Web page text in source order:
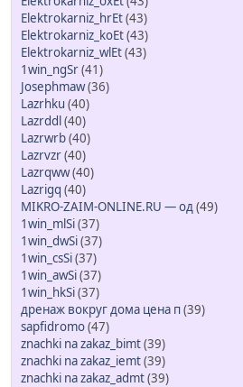
Elektrokarniz_hrEt(43)
Elektrokarniz_koEt(43)
Elektrokarniz_wlEt(43)
1win_ngSr(41)
Josephmaw(36)
Lazrhku (40)
Lazrddl(40)
Lazrwrb(40)
Lazrvzr(40)
Lazrqww(40)
Lazrigq (40)
MIKRO-ZAIM-ONLINE.RU — од(49)
1win_mlSi(37)
1win_dwSi(37)
1win_csSi(37)
1win_awSi(37)
1win_hkSi(37)
дренаж вокруг дома цена п(39)
sapfidromo(47)
znachki na zakaz_bimt(39)
znachki na zakaz_iemt(39)
znachki na zakaz_admt(39)